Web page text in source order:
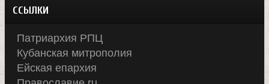
ССЫЛКИ
Патриархия РПЦ
Кубанская митрополия
Ейская епархия